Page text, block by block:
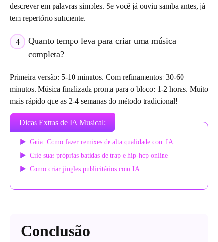
descrever em palavras simples. Se você já ouviu samba antes, já
tem repertório suficiente.
4
Quanto tempo leva para criar uma música
completa?
Primeira versão: 5-10 minutos. Com refinamentos: 30-60
minutos. Música finalizada pronta para o bloco: 1-2 horas. Muito
mais rápido que as 2-4 semanas do método tradicional!
Dicas Extras de IA Musical:
Guia: Como fazer remixes de alta qualidade com IA
Crie suas próprias batidas de trap e hip-hop online
Como criar jingles publicitários com IA
Conclusão